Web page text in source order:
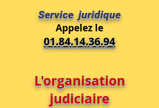
Service juridique
Appelez le
01.84.14.36.94
L'organisation
judiciaire